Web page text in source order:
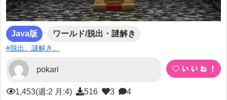
Java版 ワールド/脱出・謎解き
#脱出、謎解き、
pokari
1,453(週:2 月:4) 516 3 4